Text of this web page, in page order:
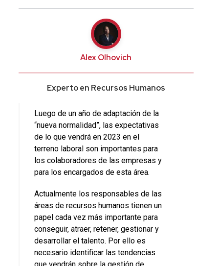
Alex Olhovich
Experto en Recursos Humanos
Luego de un año de adaptación de la
“nueva normalidad”, las expectativas
de lo que vendrá en 2023 en el
terreno laboral son importantes para
los colaboradores de las empresas y
para los encargados de esta área.
Actualmente los responsables de las
áreas de recursos humanos tienen un
papel cada vez más importante para
conseguir, atraer, retener, gestionar y
desarrollar el talento. Por ello es
necesario identificar las tendencias
que vendrán sobre la gestión de